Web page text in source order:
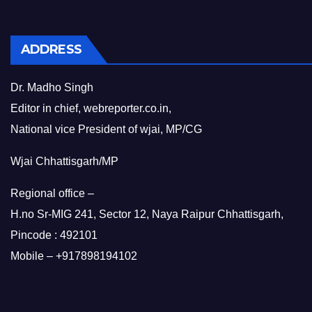
ADDRESS
Dr. Madho Singh
Editor in chief, webreporter.co.in,
National vice President of wjai, MP/CG
Wjai Chhattisgarh/MP
Regional office –
H.no Sr-MIG 241, Sector 12, Naya Raipur Chhattisgarh,
Pincode : 492101
Mobile – +917898194102